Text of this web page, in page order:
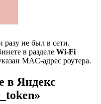
разу не был в сети.
в разделе Wi-Fi
MAC-адрес роутера.
в Яндекс